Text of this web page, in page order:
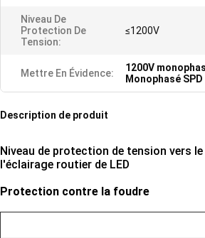
Niveau De
Protection De
Tension:
≤1200V
Mettre En Évidence: 1200V
Monophasé
Description de produit
Niveau de protection de tension vers
l'éclairage routier de LED
Protection contre la foudre